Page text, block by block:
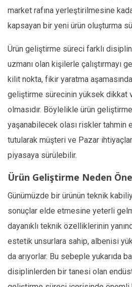
market rafına yerleştirilmesine
kapsayan bir yeni ürün oluşturma
Ürün geliştirme süreci farklı
uzmanı olan kişilerle çalıştırmayı
kilit nokta, fikir yaratma
geliştirme sürecinin yüksek dikkat
olmasıdır. Böylelikle ürün
yaşanabilecek olası riskler tahmin
tutularak müşteri ve Pazar
piyasaya sürülebilir.
Ürün Geliştirme Neden
Günümüzde bir ürünün teknik
sonuçlar elde etmesine yeterli
dayanıklı teknik özelliklerinin
estetik unsurlara sahip, albenisi
da arıyorlar. Bu sebeple yukarıda
disiplinlerden bir tanesi olan